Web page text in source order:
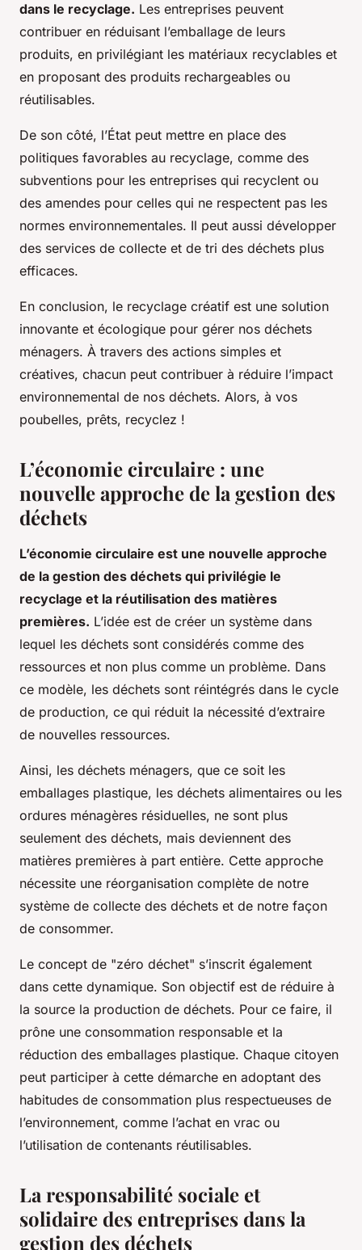
dans le recyclage. Les entreprises peuvent
contribuer en réduisant l’emballage de leurs
produits, en privilégiant les matériaux recyclables et
en proposant des produits rechargeables ou
réutilisables.
De son côté, l’État peut mettre en place des
politiques favorables au recyclage, comme des
subventions pour les entreprises qui recyclent ou
des amendes pour celles qui ne respectent pas les
normes environnementales. Il peut aussi développer
des services de collecte et de tri des déchets plus
efficaces.
En conclusion, le recyclage créatif est une solution
innovante et écologique pour gérer nos déchets
ménagers. À travers des actions simples et
créatives, chacun peut contribuer à réduire l’impact
environnemental de nos déchets. Alors, à vos
poubelles, prêts, recyclez !
L’économie circulaire : une
nouvelle approche de la gestion des
déchets
L’économie circulaire est une nouvelle approche
de la gestion des déchets qui privilégie le
recyclage et la réutilisation des matières
premières. L’idée est de créer un système dans
lequel les déchets sont considérés comme des
ressources et non plus comme un problème. Dans
ce modèle, les déchets sont réintégrés dans le cycle
de production, ce qui réduit la nécessité d’extraire
de nouvelles ressources.
Ainsi, les déchets ménagers, que ce soit les
emballages plastique, les déchets alimentaires ou les
ordures ménagères résiduelles, ne sont plus
seulement des déchets, mais deviennent des
matières premières à part entière. Cette approche
nécessite une réorganisation complète de notre
système de collecte des déchets et de notre façon
de consommer.
Le concept de "zéro déchet" s’inscrit également
dans cette dynamique. Son objectif est de réduire à
la source la production de déchets. Pour ce faire, il
prône une consommation responsable et la
réduction des emballages plastique. Chaque citoyen
peut participer à cette démarche en adoptant des
habitudes de consommation plus respectueuses de
l’environnement, comme l’achat en vrac ou
l’utilisation de contenants réutilisables.
La responsabilité sociale et
solidaire des entreprises dans la
gestion des déchets